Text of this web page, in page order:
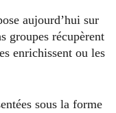
aujourd’hui sur
groupes récupèrent
enrichissent ou les
sous la forme